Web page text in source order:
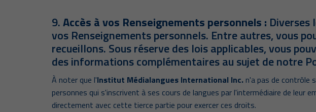
9.Accès à vos Renseignements personnels :
vos Renseignements personnels. Entre autres, vous
recueillons. Sous réserve des lois applicables, vous
des informations complémentaires au sujet de notre
À noter que l'Institut Médialangues International Inc. n'a pas de contrôle
personnes qui s'inscrivent à ses cours de langues par l'intermédiaire de leur
directement avec cette tierce partie pour exercer ces droits.